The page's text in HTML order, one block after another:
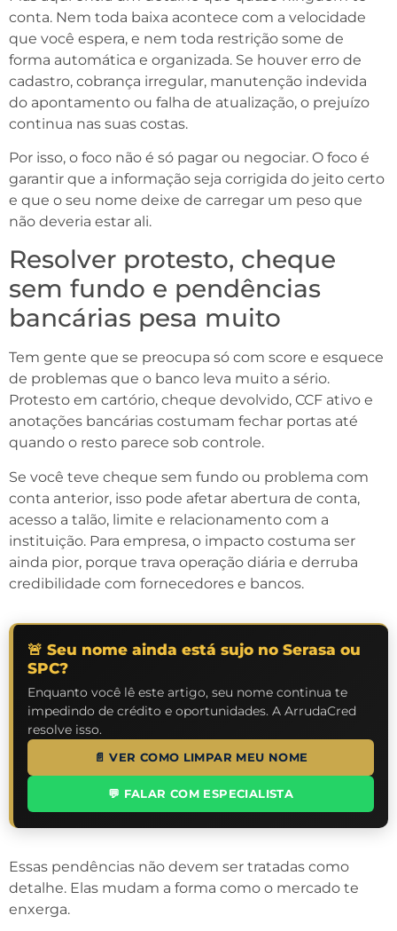
conta. Nem toda baixa acontece com a velocidade
que você espera, e nem toda restrição some de
forma automática e organizada. Se houver erro de
cadastro, cobrança irregular, manutenção indevida
do apontamento ou falha de atualização, o prejuízo
continua nas suas costas.
Por isso, o foco não é só pagar ou negociar. O foco é
garantir que a informação seja corrigida do jeito certo
e que o seu nome deixe de carregar um peso que
não deveria estar ali.
Resolver protesto, cheque
sem fundo e pendências
bancárias pesa muito
Tem gente que se preocupa só com score e esquece
de problemas que o banco leva muito a sério.
Protesto em cartório, cheque devolvido, CCF ativo e
anotações bancárias costumam fechar portas até
quando o resto parece sob controle.
Se você teve cheque sem fundo ou problema com
conta anterior, isso pode afetar abertura de conta,
acesso a talão, limite e relacionamento com a
instituição. Para empresa, o impacto costuma ser
ainda pior, porque trava operação diária e derruba
credibilidade com fornecedores e bancos.
🚨 Seu nome ainda está sujo no Serasa ou
SPC?
Enquanto você lê este artigo, seu nome continua te
impedindo de crédito e oportunidades. A ArrudaCred
resolve isso.
📄 VER COMO LIMPAR MEU NOME
💬 FALAR COM ESPECIALISTA
Essas pendências não devem ser tratadas como
detalhe. Elas mudam a forma como o mercado te
enxerga.